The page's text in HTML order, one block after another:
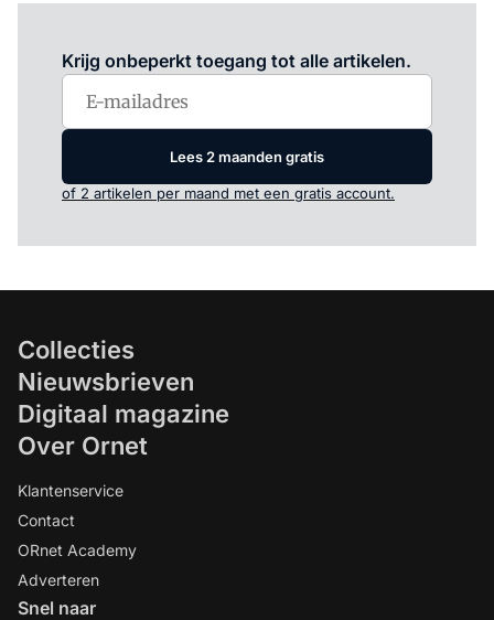
Krijg onbeperkt toegang tot alle artikelen.
Lees 2 maanden gratis
of 2 artikelen per maand met een gratis account.
Collecties
Nieuwsbrieven
Digitaal magazine
Over Ornet
Klantenservice
Contact
ORnet Academy
Adverteren
Snel naar